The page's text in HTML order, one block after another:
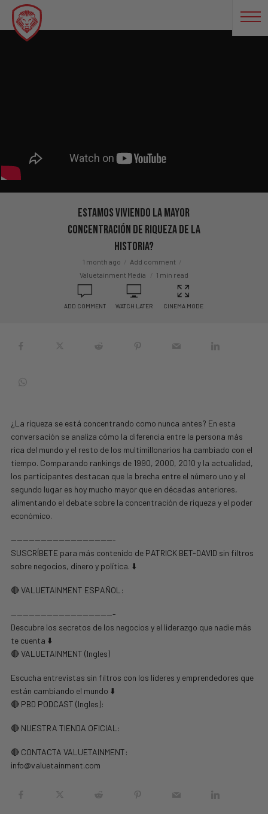
Estamos Viviendo La Mayor
Concentración de Riqueza de la
Historia?
1 month ago
Add comment
Valuetainment Media
1 min read
ADD COMMENT WATCH LATER CINEMA MODE
¿La riqueza se está concentrando como nunca antes? En esta
conversación se analiza cómo la diferencia entre la persona más
rica del mundo y el resto de los multimillonarios ha cambiado con el
tiempo. Comparando rankings de 1990, 2000, 2010 y la actualidad,
los participantes destacan que la brecha entre el número uno y el
segundo lugar es hoy mucho mayor que en décadas anteriores,
alimentando el debate sobre la concentración de riqueza y el poder
económico.
—————————————————-
SUSCRÍBETE para más contenido de PATRICK BET-DAVID sin filtros
sobre negocios, dinero y política. ⬇️
🔴 VALUETAINMENT ESPAÑOL:
—————————————————-
Descubre los secretos de los negocios y el liderazgo que nadie más
te cuenta ⬇️
🔴 VALUETAINMENT (Ingles)
Escucha entrevistas sin filtros con los líderes y emprendedores que
están cambiando el mundo ⬇️
🔴 PBD PODCAST (Ingles):
🔴 NUESTRA TIENDA OFICIAL:
🔴 CONTACTA VALUETAINMENT:
info@valuetainment.com